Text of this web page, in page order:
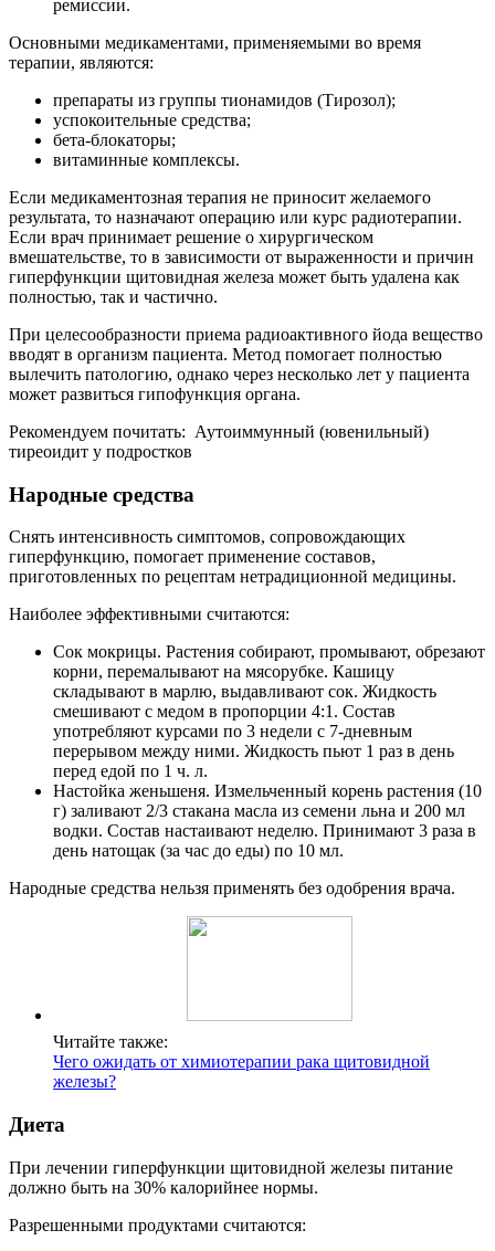
ремиссии.
Основными медикаментами, применяемыми во время
терапии, являются:
препараты из группы тионамидов (Тирозол);
успокоительные средства;
бета-блокаторы;
витаминные комплексы.
Если медикаментозная терапия не приносит желаемого
результата, то назначают операцию или курс радиотерапии.
Если врач принимает решение о хирургическом
вмешательстве, то в зависимости от выраженности и причин
гиперфункции щитовидная железа может быть удалена как
полностью, так и частично.
При целесообразности приема радиоактивного йода вещество
вводят в организм пациента. Метод помогает полностью
вылечить патологию, однако через несколько лет у пациента
может развиться гипофункция органа.
Рекомендуем почитать: Аутоиммунный (ювенильный)
тиреоидит у подростков
Народные средства
Снять интенсивность симптомов, сопровождающих
гиперфункцию, помогает применение составов,
приготовленных по рецептам нетрадиционной медицины.
Наиболее эффективными считаются:
Сок мокрицы. Растения собирают, промывают, обрезают
корни, перемалывают на мясорубке. Кашицу
складывают в марлю, выдавливают сок. Жидкость
смешивают с медом в пропорции 4:1. Состав
употребляют курсами по 3 недели с 7-дневным
перерывом между ними. Жидкость пьют 1 раз в день
перед едой по 1 ч. л.
Настойка женьшеня. Измельченный корень растения (10
г) заливают 2/3 стакана масла из семени льна и 200 мл
водки. Состав настаивают неделю. Принимают 3 раза в
день натощак (за час до еды) по 10 мл.
Народные средства нельзя применять без одобрения врача.
Читайте также:
Чего ожидать от химиотерапии рака щитовидной
железы?
Диета
При лечении гиперфункции щитовидной железы питание
должно быть на 30% калорийнее нормы.
Разрешенными продуктами считаются: